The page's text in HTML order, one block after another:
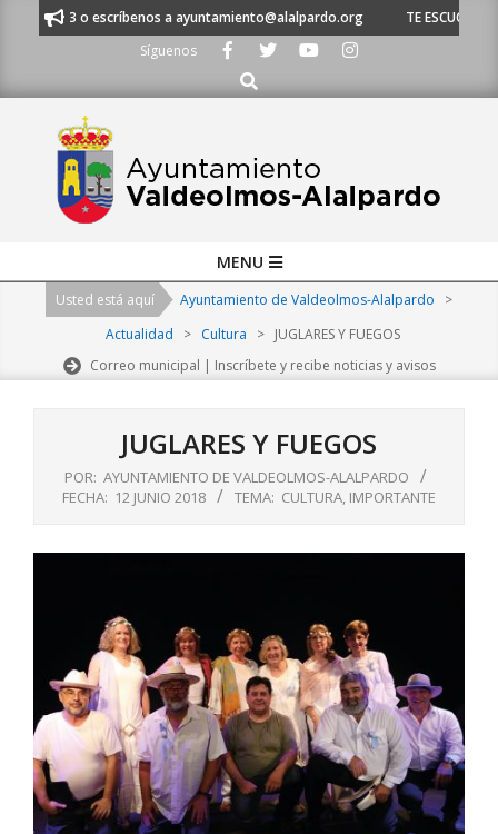
620 21 53 o escríbenos a ayuntamiento@alalpardo.org
TE
Síguenos
Buscar
Navigation
MENU
Usted está aquí Ayuntamiento de Valdeolmos-Alalpardo
>
Actualidad
> Cultura > JUGLARES Y FUEGOS
Correo municipal | Inscríbete y recibe noticias y avisos
JUGLARES Y FUEGOS
POR: AYUNTAMIENTO DE VALDEOLMOS-ALALPARDO
FECHA: 12 JUNIO 2018 TEMA: CULTURA, IMPORTANTE